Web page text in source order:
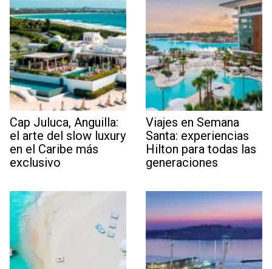
Cap Juluca, Anguilla:
el arte del slow luxury
en el Caribe más
exclusivo
Viajes en Semana
Santa: experiencias
Hilton para todas las
generaciones